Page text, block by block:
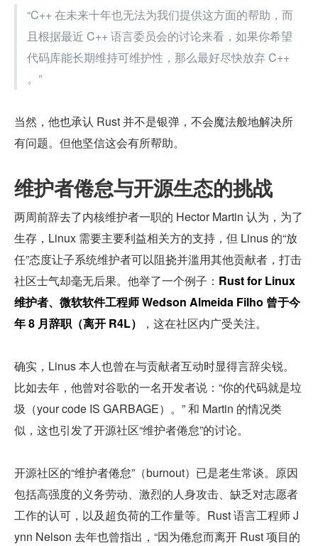
“C++ 在未来十年也无法为我们提供这方面的帮助，而
且根据最近 C++ 语言委员会的讨论来看，如果你希望
代码库能长期维持可维护性，那么最好尽快放弃 C++
。”
当然，他也承认 Rust 并不是银弹，不会魔法般地解决所
有问题。但他坚信这会有所帮助。
维护者倦怠与开源生态的挑战
两周前辞去了内核维护者一职的 Hector Martin 认为，为了
生存，Linux 需要主要利益相关方的支持，但 Linus 的“放
任”态度让子系统维护者可以阻挠并滥用其他贡献者，打击
社区士气却毫无后果。他举了一个例子： Rust for Linux
维护者、微软软件工程师 Wedson Almeida Filho 曾于今
年 8 月辞职（离开 R4L）
，这在社区内广受关注。
确实，Linus 本人也曾在与贡献者互动时显得言辞尖锐。
比如去年，他曾对谷歌的一名开发者说：“你的代码就是垃
圾（your code IS GARBAGE）。” 和 Martin 的情况类
似，这也引发了开源社区“维护者倦怠”的讨论。
开源社区的“维护者倦怠”（burnout）已是老生常谈。原因
包括高强度的义务劳动、激烈的人身攻击、缺乏对志愿者
工作的认可，以及超负荷的工作量等。Rust 语言工程师 J
ynn Nelson 去年也曾指出，“因为倦怠而离开 Rust 项目的